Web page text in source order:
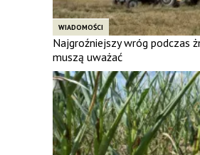
WIADOMOŚCI
Najgroźniejszy wróg podczas
muszą uważać